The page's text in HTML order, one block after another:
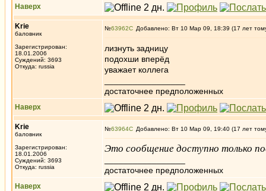
Наверх
Krie
баловник
Зарегистрирован:
18.01.2006
Суждений: 3693
Откуда: russia
№63962 Добавлено: Вт 10 Мар 09, 18:39 (17 лет
лизнуть задницу
подохши вперёд
уважает коллега
достаточнее предположенных
Наверх
Krie
баловник
Зарегистрирован:
18.01.2006
Суждений: 3693
Откуда: russia
№63964 Добавлено: Вт 10 Мар 09, 19:40 (17 лет
Это сообщение доступно только
достаточнее предположенных
Наверх